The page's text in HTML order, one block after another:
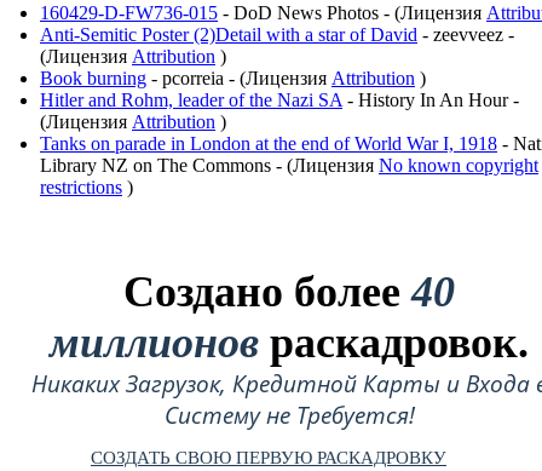
160429-D-FW736-015 - DoD News Photos - (Лицензия
Anti-Semitic Poster (2)Detail with a star of David - zeevveez -
(Лицензия Attribution )
Book burning - pcorreia - (Лицензия Attribution )
Hitler and Rohm, leader of the Nazi SA - History In An Hour -
(Лицензия Attribution )
Tanks on parade in London at the end of World War I, 1918 -
Library NZ on The Commons - (Лицензия No known copyright
restrictions )
Создано более40
миллионов раскадровок.
Никаких Загрузок, Кредитной Карты и Входа
Систему не Требуется!
СОЗДАТЬ СВОЮ ПЕРВУЮ РАСКАДРОВКУ